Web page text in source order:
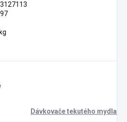
Dávkovače tekutého mydla